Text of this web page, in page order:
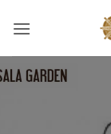
qua
dung